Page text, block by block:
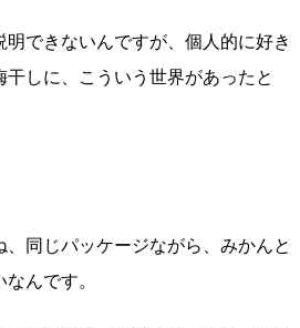
できないんですが、個人的に好き
しに、こういう世界があったと
同じパッケージながら、みかんと
んです。